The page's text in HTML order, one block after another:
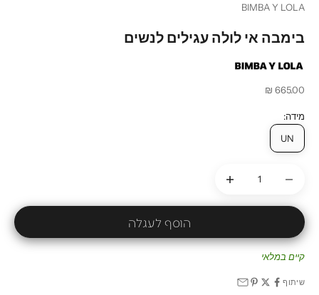
BIMBA Y LOLA
בימבה אי לולה עגילים לנשים
מחיר מבצע
665.00 ₪
מידה:
UN
הוסף לעגלה
קיים במלאי
שיתוף